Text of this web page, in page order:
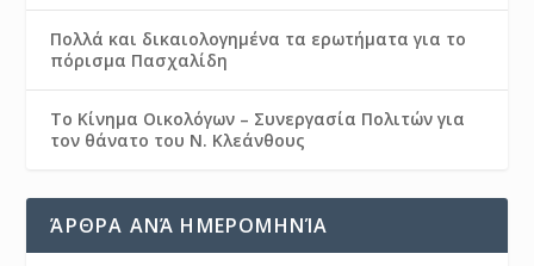
Πολλά και δικαιολογημένα τα ερωτήματα για το
πόρισμα Πασχαλίδη
Το Κίνημα Οικολόγων – Συνεργασία Πολιτών για
τον θάνατο του Ν. Κλεάνθους
ΆΡΘΡΑ ΑΝΆ ΗΜΕΡΟΜΗΝΊΑ